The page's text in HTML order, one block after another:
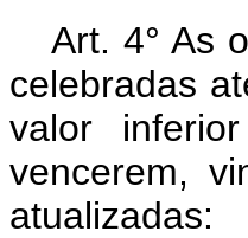
Art. 4° As
celebradas
valor
vencerem,
atualizadas: